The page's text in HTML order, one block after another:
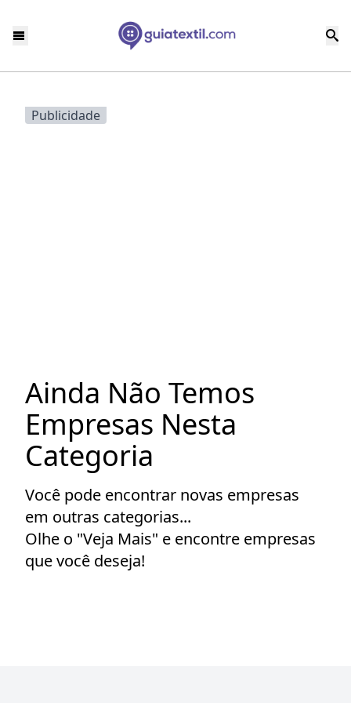
Publicidade
Ainda Não Temos
Empresas Nesta
Categoria
Você pode encontrar novas empresas
em outras categorias...
Olhe o "Veja Mais" e encontre empresas
que você deseja!